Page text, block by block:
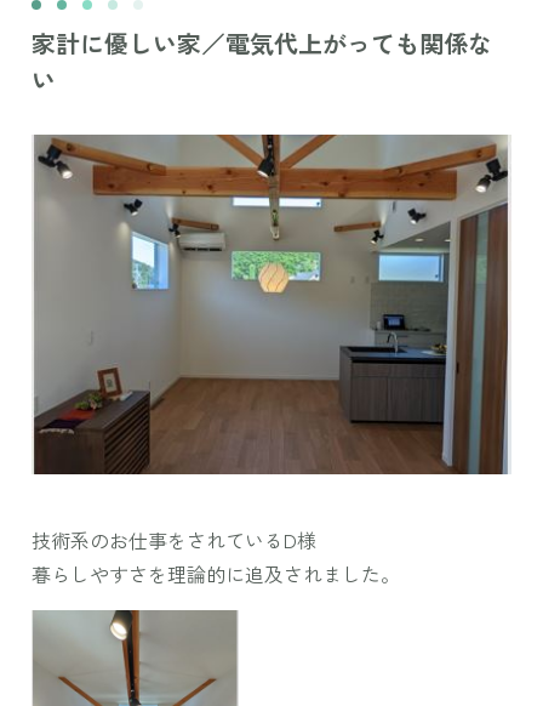
家計に優しい家／電気代上がっても関係な
い
技術系のお仕事をされているD様
暮らしやすさを理論的に追及されました。